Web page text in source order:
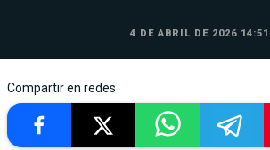
4 DE ABRIL DE 2026 14:51
Compartir en redes